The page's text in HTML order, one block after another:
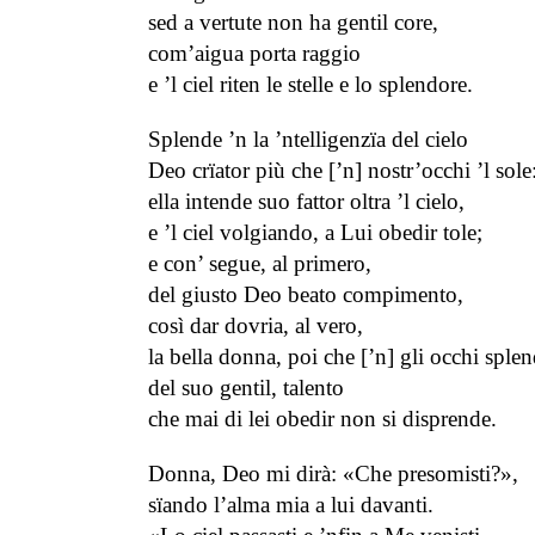
sed a vertute non ha gentil core,
com’aigua porta raggio
e ’l ciel riten le stelle e lo splendore.
Splende ’n la ’ntelligenzïa del cielo
Deo crïator più che [’n] nostr’occhi ’l sole:
ella intende suo fattor oltra ’l cielo,
e ’l ciel volgiando, a Lui obedir tole;
e con’ segue, al primero,
del giusto Deo beato compimento,
così dar dovria, al vero,
la bella donna, poi che [’n] gli occhi
del suo gentil, talento
che mai di lei obedir non si disprende.
Donna, Deo mi dirà: «Che presomisti?»,
sïando l’alma mia a lui davanti.